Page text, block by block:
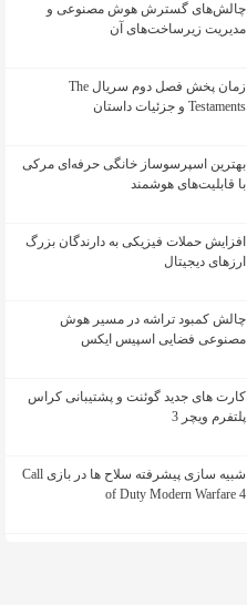
چالش‌های گسترش هوش مصنوعی و
مدیریت زیرساخت‌های آن
زمان پخش فصل دوم سریال The
Testaments و جزئیات داستان
بهترین اسپرسوساز خانگی حرفه‌ای مرکی
با قابلیت‌های هوشمند
افزایش حملات فیزیکی به دارندگان بزرگ
ارزهای دیجیتال
چالش کمبود تراشه در مسیر هوش
مصنوعی فضایی اسپیس ایکس
کارت های جدید گوئنت و پشتیبانی کراس
پلتفرم ویچر 3
شبیه سازی پیشرفته سلاح ها در بازی Call
of Duty Modern Warfare 4